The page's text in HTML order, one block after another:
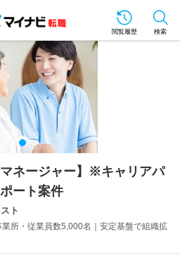
閲覧履歴 検索
マネージャー】※キャリアパ
ート案件
ト
所・従業員数5,000名｜安定基盤で組織拡